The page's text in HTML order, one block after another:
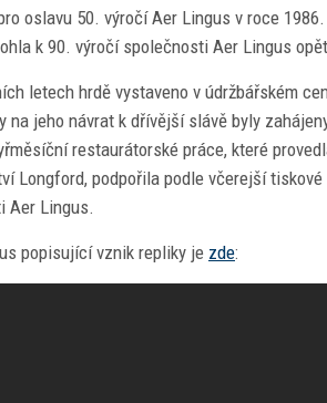
oslavu 50. výročí Aer Lingus v roce
k 90. výročí společnosti Aer Lingus
letech hrdě vystaveno v údržbářském
na jeho návrat k dřívější slávě byly
restaurátorské práce, které
Longford, podpořila podle včerejší
Aer Lingus.
popisující vznik repliky je zde: